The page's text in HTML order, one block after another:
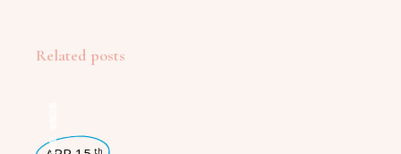
Related posts
瑜珈墊 th